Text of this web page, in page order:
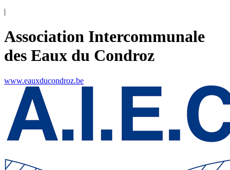
|
Association Intercommunale
des Eaux du Condroz
www.eauxducondroz.be